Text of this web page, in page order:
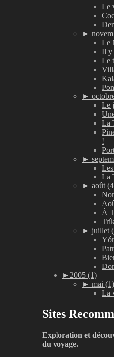
Le
►
Le
Il y
Le
►
Le
La
!
►
La
► août
À
► juillet
► 2005 (1)
► mai (1)
La
Sites
Exploration et
du voyage.